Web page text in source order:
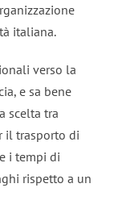
italiana.
verso la
e sa bene
scelta tra
il trasporto di
i tempi di
rispetto a un